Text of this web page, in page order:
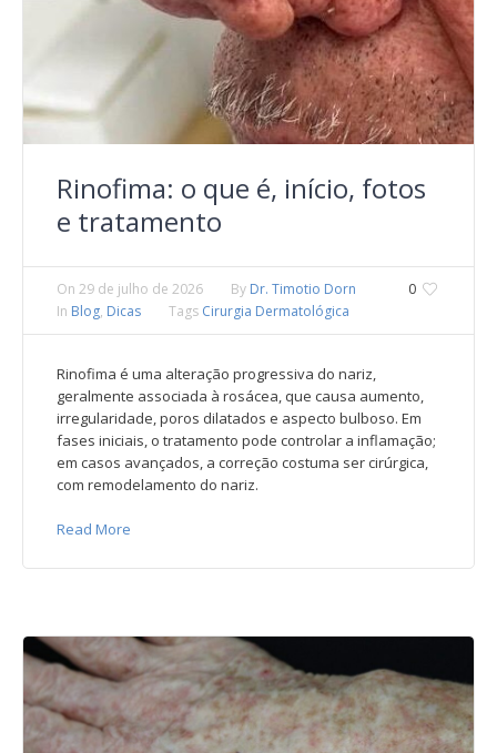
Rinofima: o que é, início, fotos
e tratamento
0
On 29 de julho de 2026 By Dr. Timotio Dorn
In Blog, Dicas Tags Cirurgia Dermatológica
Rinofima é uma alteração progressiva do nariz,
geralmente associada à rosácea, que causa aumento,
irregularidade, poros dilatados e aspecto bulboso. Em
fases iniciais, o tratamento pode controlar a inflamação;
em casos avançados, a correção costuma ser cirúrgica,
com remodelamento do nariz.
Read More